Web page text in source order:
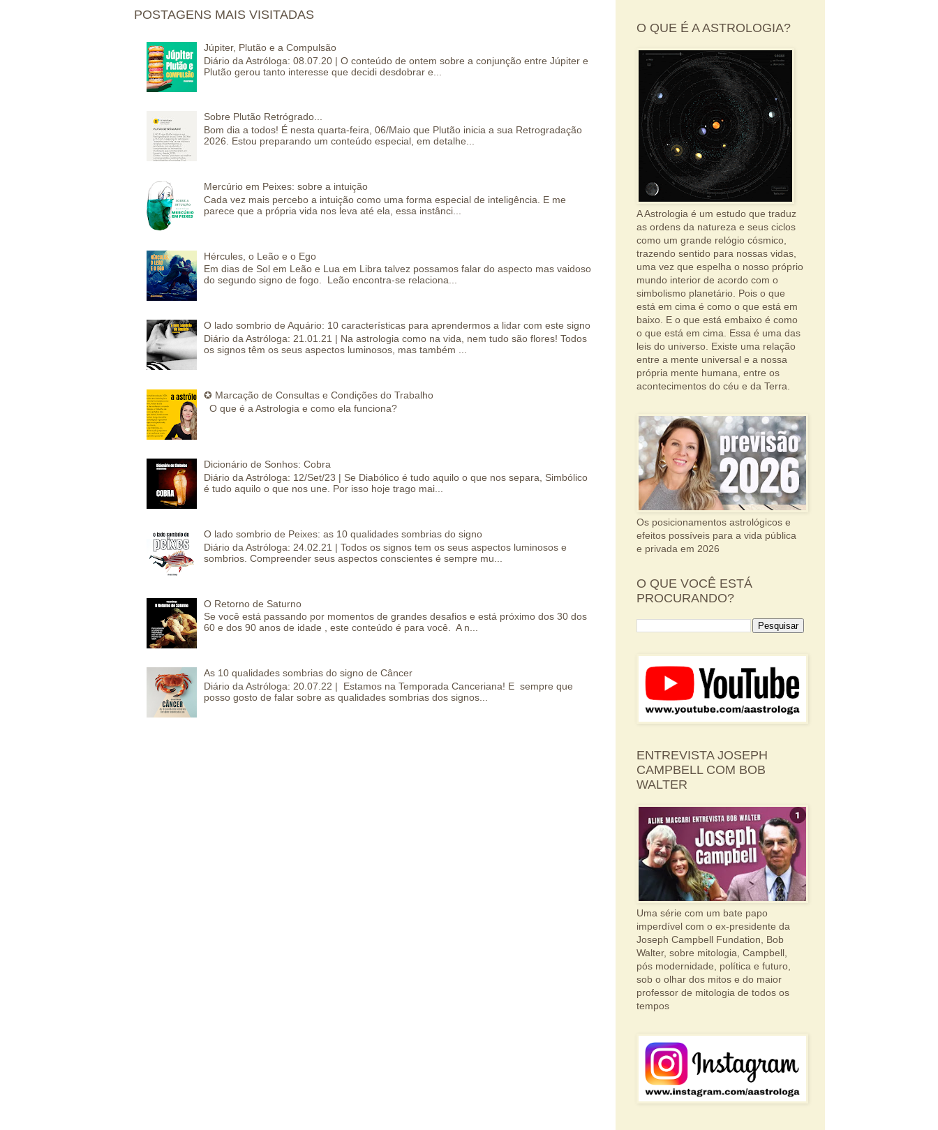
POSTAGENS MAIS VISITADAS
Júpiter, Plutão e a Compulsão
Diário da Astróloga: 08.07.20 | O conteúdo de ontem sobre a conjunção entre Júpiter e
Plutão gerou tanto interesse que decidi desdobrar e...
Sobre Plutão Retrógrado...
Bom dia a todos! É nesta quarta-feira, 06/Maio que Plutão inicia a sua Retrogradação
2026. Estou preparando um conteúdo especial, em detalhe...
Mercúrio em Peixes: sobre a intuição
Cada vez mais percebo a intuição como uma forma especial de inteligência. E me
parece que a própria vida nos leva até ela, essa instânci...
Hércules, o Leão e o Ego
Em dias de Sol em Leão e Lua em Libra talvez possamos falar do aspecto mas vaidoso
do segundo signo de fogo. Leão encontra-se relaciona...
O lado sombrio de Aquário: 10 características para aprendermos a lidar com este signo
Diário da Astróloga: 21.01.21 | Na astrologia como na vida, nem tudo são flores! Todos
os signos têm os seus aspectos luminosos, mas também ...
✪ Marcação de Consultas e Condições do Trabalho
O que é a Astrologia e como ela funciona?
Dicionário de Sonhos: Cobra
Diário da Astróloga: 12/Set/23 | Se Diabólico é tudo aquilo o que nos separa, Simbólico
é tudo aquilo o que nos une. Por isso hoje trago mai...
O lado sombrio de Peixes: as 10 qualidades sombrias do signo
Diário da Astróloga: 24.02.21 | Todos os signos tem os seus aspectos luminosos e
sombrios. Compreender seus aspectos conscientes é sempre mu...
O Retorno de Saturno
Se você está passando por momentos de grandes desafios e está próximo dos 30 dos
60 e dos 90 anos de idade , este conteúdo é para você. A n...
As 10 qualidades sombrias do signo de Câncer
Diário da Astróloga: 20.07.22 | Estamos na Temporada Canceriana! E sempre que
posso gosto de falar sobre as qualidades sombrias dos signos...
O QUE É A ASTROLOGIA?
A Astrologia é um estudo que traduz
as ordens da natureza e seus ciclos
como um grande relógio cósmico,
trazendo sentido para nossas vidas,
uma vez que espelha o nosso próprio
mundo interior de acordo com o
simbolismo planetário. Pois o que
está em cima é como o que está em
baixo. E o que está embaixo é como
o que está em cima. Essa é uma das
leis do universo. Existe uma relação
entre a mente universal e a nossa
própria mente humana, entre os
acontecimentos do céu e da Terra.
Os posicionamentos astrológicos e
efeitos possíveis para a vida pública
e privada em 2026
O QUE VOCÊ ESTÁ
PROCURANDO?
ENTREVISTA JOSEPH
CAMPBELL COM BOB
WALTER
Uma série com um bate papo
imperdível com o ex-presidente da
Joseph Campbell Fundation, Bob
Walter, sobre mitologia, Campbell,
pós modernidade, política e futuro,
sob o olhar dos mitos e do maior
professor de mitologia de todos os
tempos